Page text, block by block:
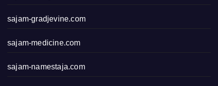
sajam-gradjevine.com
sajam-medicine.com
sajam-namestaja.com